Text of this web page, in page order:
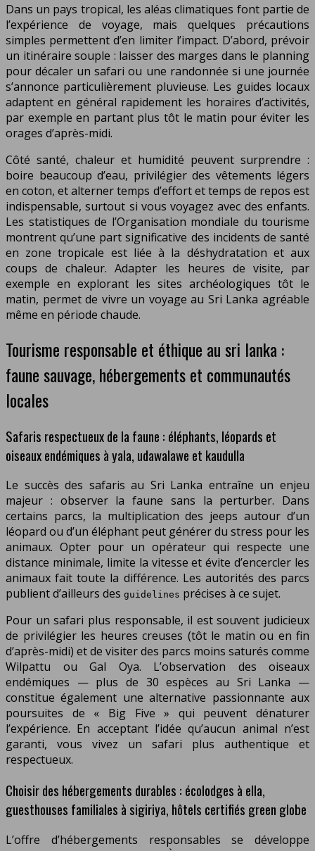
Dans un pays tropical, les aléas climatiques font partie de
l’expérience de voyage, mais quelques précautions
simples permettent d’en limiter l’impact. D’abord, prévoir
un itinéraire souple : laisser des marges dans le planning
pour décaler un safari ou une randonnée si une journée
s’annonce particulièrement pluvieuse. Les guides locaux
adaptent en général rapidement les horaires d’activités,
par exemple en partant plus tôt le matin pour éviter les
orages d’après-midi.
Côté santé, chaleur et humidité peuvent surprendre :
boire beaucoup d’eau, privilégier des vêtements légers
en coton, et alterner temps d’effort et temps de repos est
indispensable, surtout si vous voyagez avec des enfants.
Les statistiques de l’Organisation mondiale du tourisme
montrent qu’une part significative des incidents de santé
en zone tropicale est liée à la déshydratation et aux
coups de chaleur. Adapter les heures de visite, par
exemple en explorant les sites archéologiques tôt le
matin, permet de vivre un voyage au Sri Lanka agréable
même en période chaude.
Tourisme responsable et éthique au sri lanka :
faune sauvage, hébergements et communautés
locales
Safaris respectueux de la faune : éléphants, léopards et
oiseaux endémiques à yala, udawalawe et kaudulla
Le succès des safaris au Sri Lanka entraîne un enjeu
majeur : observer la faune sans la perturber. Dans
certains parcs, la multiplication des jeeps autour d’un
léopard ou d’un éléphant peut générer du stress pour les
animaux. Opter pour un opérateur qui respecte une
distance minimale, limite la vitesse et évite d’encercler les
animaux fait toute la différence. Les autorités des parcs
publient d’ailleurs des guidelines précises à ce sujet.
Pour un safari plus responsable, il est souvent judicieux
de privilégier les heures creuses (tôt le matin ou en fin
d’après-midi) et de visiter des parcs moins saturés comme
Wilpattu ou Gal Oya. L’observation des oiseaux
endémiques — plus de 30 espèces au Sri Lanka —
constitue également une alternative passionnante aux
poursuites de « Big Five » qui peuvent dénaturer
l’expérience. En acceptant l’idée qu’aucun animal n’est
garanti, vous vivez un safari plus authentique et
respectueux.
Choisir des hébergements durables : écolodges à ella,
guesthouses familiales à sigiriya, hôtels certifiés green globe
L’offre d’hébergements responsables se développe